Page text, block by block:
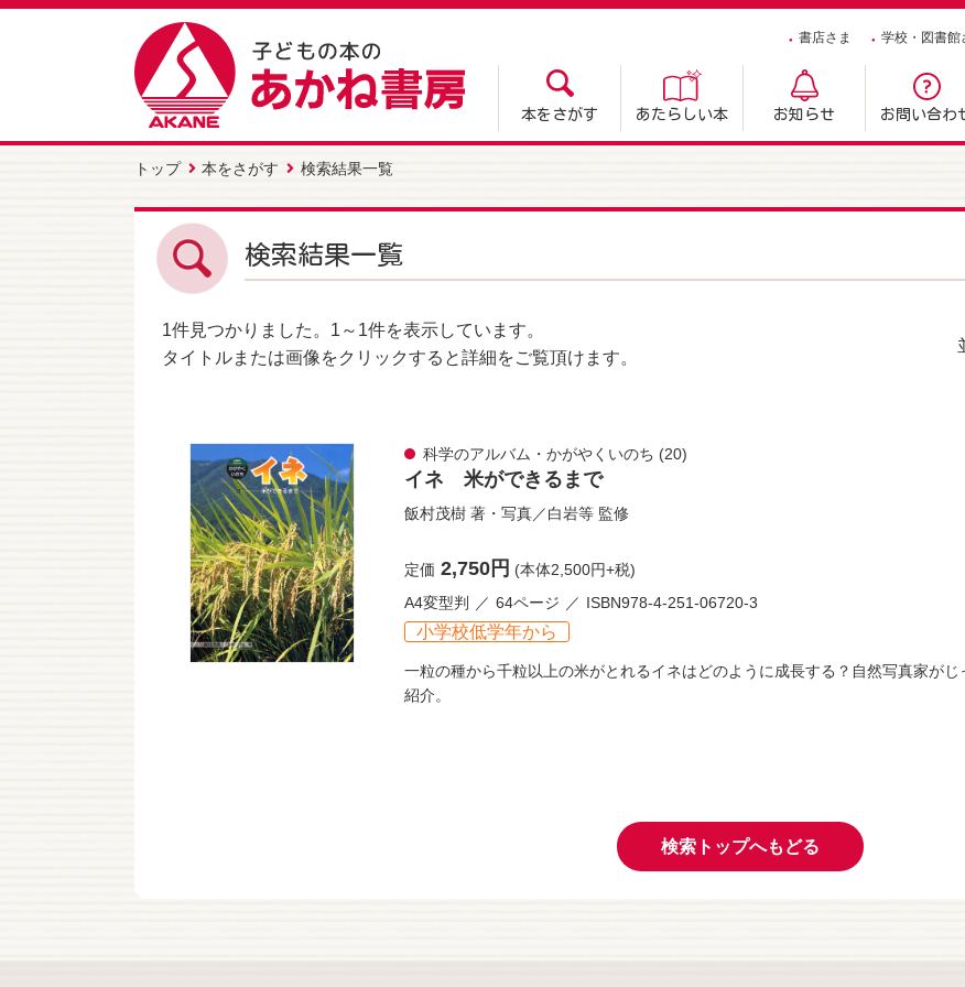
書店さま 学校・図書館
本をさがす あたらしい本 お知らせ お問い合わ
トップ 本をさがす 検索結果一覧
検索結果一覧
1件見つかりました。 1～1件を表示しています。
タイトルまたは画像をクリックすると詳細をご覧頂けます。
科学のアルバム・かがやくいのち (20)
イネ 米ができるまで
飯村茂樹 著・写真／白岩等 監修
定価 2,750円 (本体2,500円+税)
A4変型判
64ページ ISBN978-4-251-06720-3
小学校低学年から
一粒の種から千粒以上の米がとれるイネはどのように成長する？自然写真家が
紹介。
検索トップへもどる